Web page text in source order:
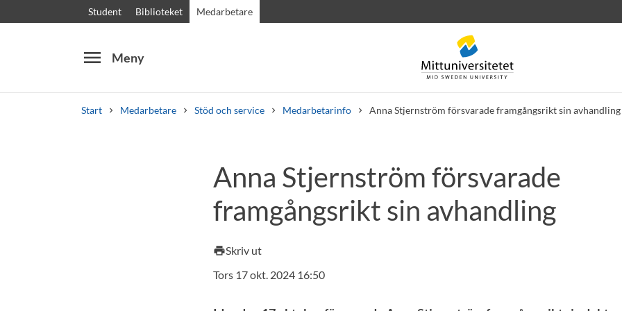
Student Biblioteket Medarbetare
menu Meny
Start Medarbetare Stöd och service Medarbetarinfo Anna Stjernström försvarade framgångsrikt sin avhandling
Kursplaner Välkomstbrev Personal Lediga jobb
Anna Stjernström försvarade
framgångsrikt sin avhandling
printSkriv ut
Tors 17 okt. 2024 16:50